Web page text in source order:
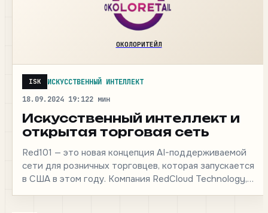
ОКОЛОРИТЕЙЛ
ISK
ИСКУССТВЕННЫЙ ИНТЕЛЛЕКТ
18.09.2024 19:122 мин
Искусственный интеллект и
открытая торговая сеть
Red101 — это новая концепция AI-поддерживаемой
сети для розничных торговцев, которая запускается
в США в этом году. Компания RedCloud Technology,
базирующаяся в…